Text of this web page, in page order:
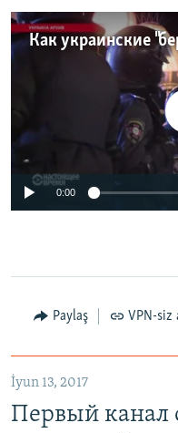
No media
0:00
Paylaş VPN-siz
İyun 13, 2017
Первый канал